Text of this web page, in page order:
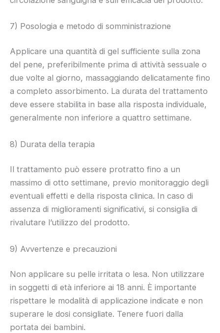
7) Posologia e metodo di somministrazione
Applicare una quantità di gel sufficiente sulla zona
del pene, preferibilmente prima di attività sessuale o
due volte al giorno, massaggiando delicatamente fino
a completo assorbimento. La durata del trattamento
deve essere stabilita in base alla risposta individuale,
generalmente non inferiore a quattro settimane.
8) Durata della terapia
Il trattamento può essere protratto fino a un
massimo di otto settimane, previo monitoraggio degli
eventuali effetti e della risposta clinica. In caso di
assenza di miglioramenti significativi, si consiglia di
rivalutare l’utilizzo del prodotto.
9) Avvertenze e precauzioni
Non applicare su pelle irritata o lesa. Non utilizzare
in soggetti di età inferiore ai 18 anni. È importante
rispettare le modalità di applicazione indicate e non
superare le dosi consigliate. Tenere fuori dalla
portata dei bambini.